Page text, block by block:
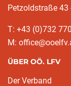
Petzoldstraße 43
T: +43 (0)732
M:
ÜBER OÖ. LFV
Der Verband